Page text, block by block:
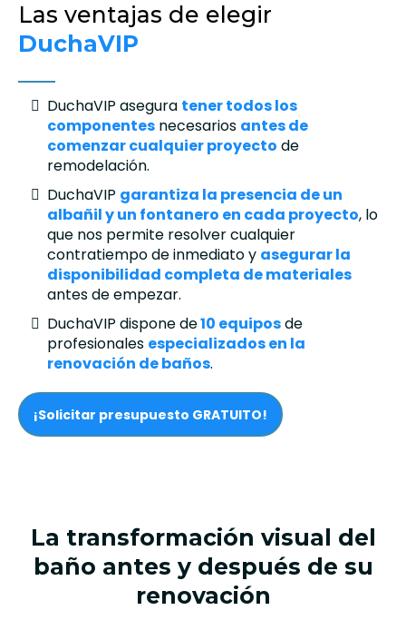
Las ventajas de elegir
DuchaVIP
DuchaVIP asegura tener todos los
componentes necesarios antes de
comenzar cualquier proyecto de
remodelación.
DuchaVIP garantiza la presencia de un
albañil y un fontanero en cada proyecto, lo
que nos permite resolver cualquier
contratiempo de inmediato y asegurar la
disponibilidad completa de materiales
antes de empezar.
DuchaVIP dispone de10 equiposde
profesionales especializados en la
renovación de baños.
¡Solicitar presupuesto GRATUITO!
La transformación visual del
baño antes y después de su
renovación